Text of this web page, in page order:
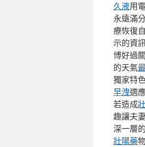
久液用
永遠滿
療恢復
示的資
博好過關
的天氣
獨家特
早洩適
若造成
趣讓夫
深一層
壯陽藥